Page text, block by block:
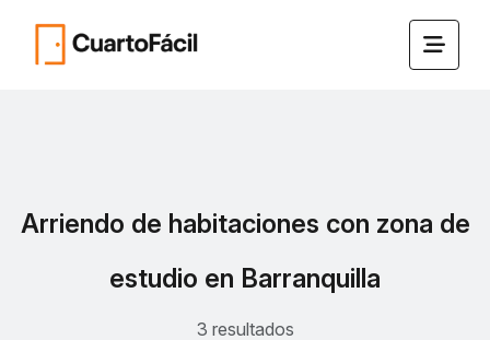
Arriendo de habitaciones con zona de
estudio en Barranquilla
3 resultados